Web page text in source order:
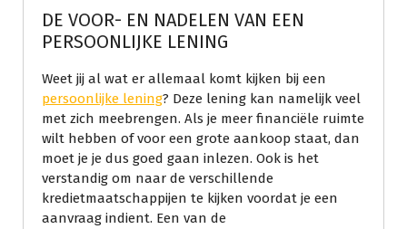
DE VOOR- EN NADELEN VAN EEN
PERSOONLIJKE LENING
Weet jij al wat er allemaal komt kijken bij een
persoonlijke lening? Deze lening kan namelijk veel
met zich meebrengen. Als je meer financiële ruimte
wilt hebben of voor een grote aankoop staat, dan
moet je je dus goed gaan inlezen. Ook is het
verstandig om naar de verschillende
kredietmaatschappijen te kijken voordat je een
aanvraag indient. Een van de